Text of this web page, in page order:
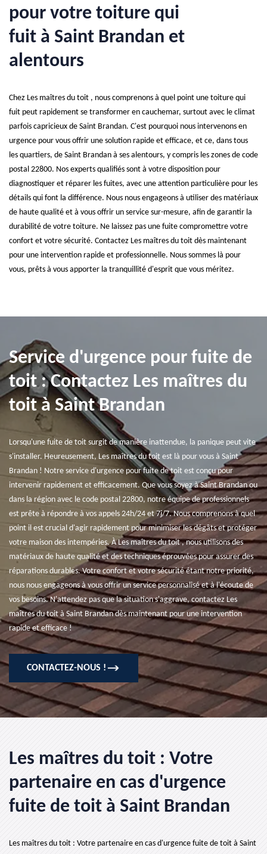
pour votre toiture qui
fuit à Saint Brandan et
alentours
Chez Les maîtres du toit , nous comprenons à quel point une toiture qui
fuit peut rapidement se transformer en cauchemar, surtout avec le climat
parfois capricieux de Saint Brandan. C'est pourquoi nous intervenons en
urgence pour vous offrir une solution rapide et efficace, et ce, dans tous
les quartiers, de Saint Brandan à ses alentours, y compris les zones de code
postal 22800. Nos experts qualifiés sont à votre disposition pour
diagnostiquer et réparer les fuites, avec une attention particulière pour les
détails qui font la différence. Nous nous engageons à utiliser des matériaux
de haute qualité et à vous offrir un service sur-mesure, afin de garantir la
durabilité de votre toiture. Ne laissez pas une fuite compromettre votre
confort et votre sécurité. Contactez Les maîtres du toit dès maintenant
pour une intervention rapide et professionnelle. Nous sommes là pour
vous, prêts à vous apporter la tranquillité d'esprit que vous méritez.
Service d'urgence pour fuite de
toit : Contactez Les maîtres du
toit à Saint Brandan
Lorsqu'une fuite de toit surgit de manière inattendue, la panique peut vite
s'installer. Heureusement, Les maîtres du toit est là pour vous à Saint
Brandan ! Notre service d'urgence pour fuite de toit est conçu pour
intervenir rapidement et efficacement. Que vous soyez à Saint Brandan ou
dans la région avec le code postal 22800, notre équipe de professionnels
est prête à répondre à vos appels 24h/24 et 7j/7. Nous comprenons à quel
point il est crucial d'agir rapidement pour minimiser les dégâts et protéger
votre maison des intempéries. À Les maîtres du toit , nous utilisons des
matériaux de haute qualité et des techniques éprouvées pour assurer des
réparations durables. Votre confort et votre sécurité étant notre priorité,
nous nous engageons à vous offrir un service personnalisé et à l'écoute de
vos besoins. N'attendez pas que la situation s'aggrave, contactez Les
maîtres du toit à Saint Brandan dès maintenant pour une intervention
rapide et efficace !
CONTACTEZ-NOUS !
Les maîtres du toit : Votre
partenaire en cas d'urgence
fuite de toit à Saint Brandan
Les maîtres du toit : Votre partenaire en cas d'urgence fuite de toit à Saint